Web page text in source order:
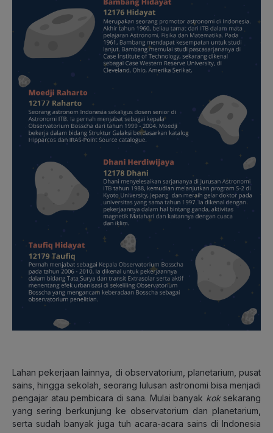
Lahan pekerjaan lainnya, di observatorium, planetarium, pusat
sains, hingga sekolah, seorang lulusan astronomi bisa menjadi
pengajar atau pembicara di sana. Mulai banyak koksekarang
yang sering berkunjung ke observatorium dan planetarium,
serta sudah banyak juga tuh acara-acara sains di Indonesia